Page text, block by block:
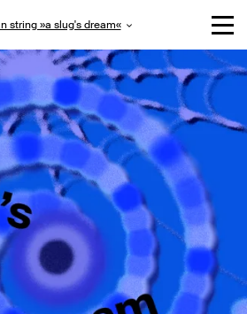
string »a slug's dream«